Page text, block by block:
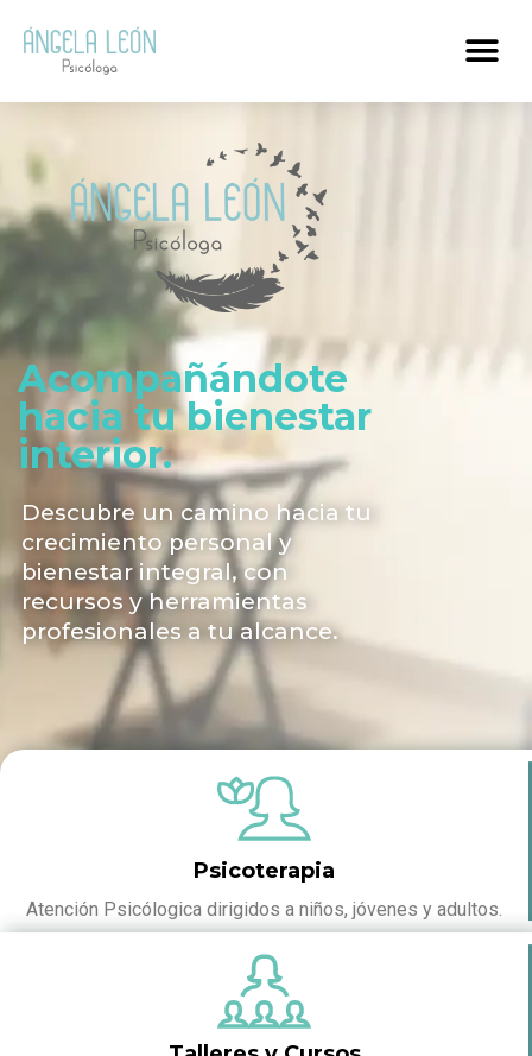
Acompañándote
hacia tu bienestar
interior.
Descubre un camino hacia tu
crecimiento personal y
bienestar integral, con
recursos y herramientas
profesionales a tu alcance.
Psicoterapia
Atención Psicólogica dirigidos a niños, jóvenes y adultos.